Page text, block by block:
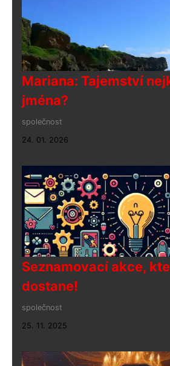
Mariana: Tajemství
jména?
společnost
24. 01. 2026
Seznamovací akce,
dostane!
společnost
25. 11. 2025